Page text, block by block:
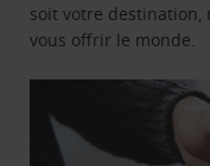
soit votre destination,
vous offrir le monde.